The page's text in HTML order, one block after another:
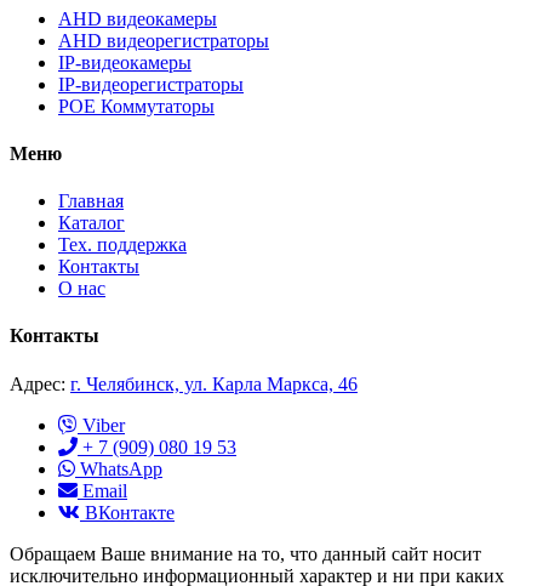
AHD видеокамеры
AHD видеорегистраторы
IP-видеокамеры
IP-видеорегистраторы
POE Коммутаторы
Меню
Главная
Каталог
Тех. поддержка
Контакты
О нас
Контакты
Адрес: г. Челябинск, ул. Карла Маркса, 46
Viber
+ 7 (909) 080 19 53
WhatsApp
Email
ВКонтакте
Обращаем Ваше внимание на то, что данный сайт носит
исключительно информационный характер и ни при каких